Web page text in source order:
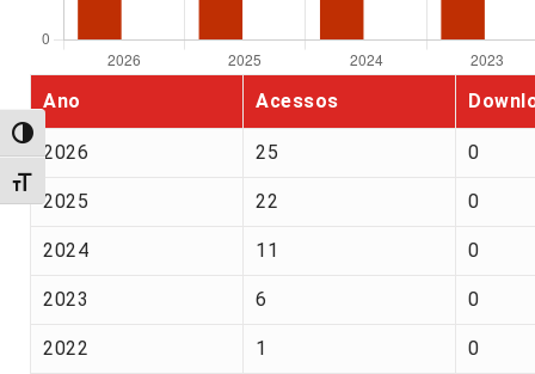
Alternar alto contraste
Alternar tamanho da fonte
Ano Acessos
2026 25 0
2025 22 0
2024 11 0
2023 6 0
2022 1 0